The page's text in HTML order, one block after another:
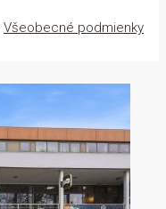
Všeobecné podmienky